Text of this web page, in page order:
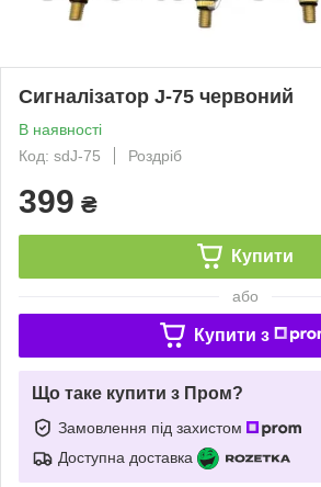
Сигналізатор J-75 червоний
В наявності
Код: sdJ-75
Роздріб
399 ₴
Купити
або
Купити з
Що таке купити з Пром?
Замовлення під захистом
Доступна доставка